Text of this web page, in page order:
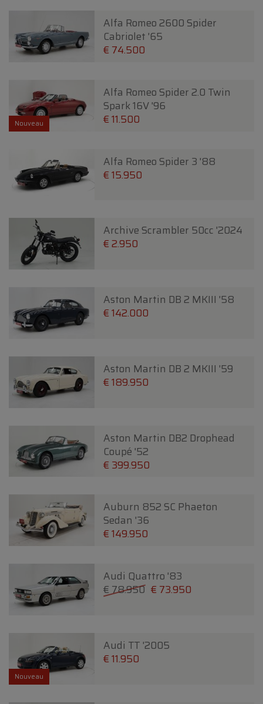
Alfa Romeo 2600 Spider
Cabriolet '65
€ 74.500
Nouveau
Alfa Romeo Spider 2.0 Twin
Spark 16V '96
€ 11.500
Alfa Romeo Spider 3 '88
€ 15.950
Archive Scrambler 50cc '2024
€ 2.950
Aston Martin DB 2 MKIII '58
€ 142.000
Aston Martin DB 2 MKIII '59
€ 189.950
Aston Martin DB2 Drophead
Coupé '52
€ 399.950
Auburn 852 SC Phaeton
Sedan '36
€ 149.950
Audi Quattro '83
€ 78.950 € 73.950
Nouveau
Audi TT '2005
€ 11.950